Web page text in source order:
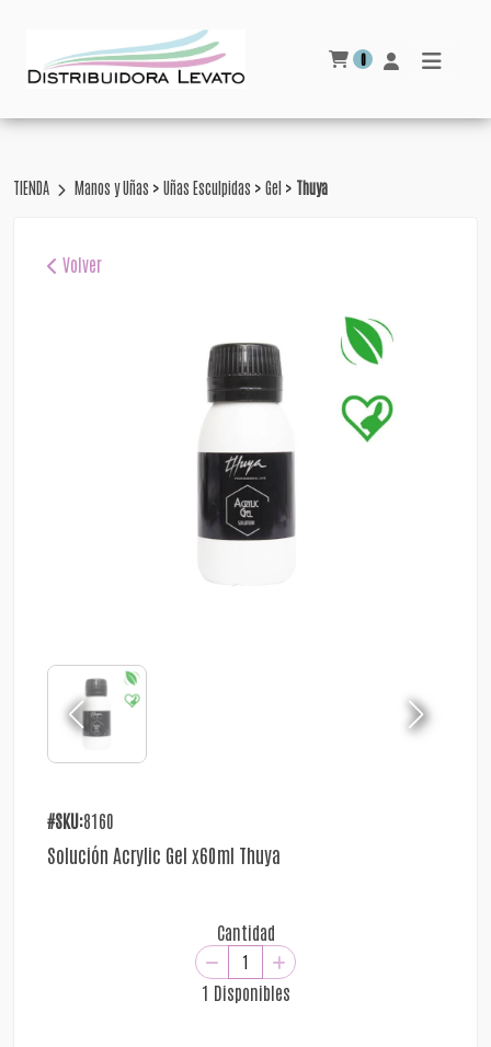
0
TIENDA Manos y Uñas > Uñas Esculpidas > Gel > Thuya
Volver
#SKU:8160
Solución Acrylic Gel x60ml Thuya
Cantidad
1 Disponibles